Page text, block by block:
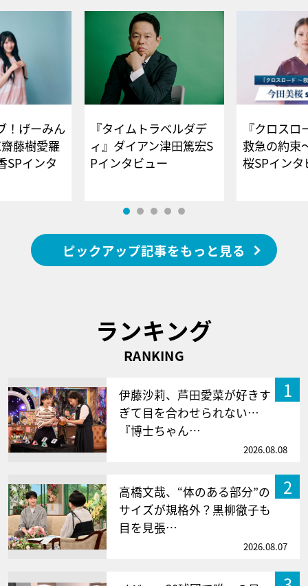
！げーみん
藤樹愛羅
SPインタ
『タイムトラベルダデ
ィ』ダイアン津田篤宏S
Pインタビュー
『クロス
救急の約束
桜SPイ
ピックアップ記事をもっと見る
ランキング
RANKING
1
伊藤沙莉、芦田愛菜が好きす
ぎて目を合わせられない…
『博士ちゃん…
2026.08.08
2
高橋文哉、“体のある部分”の
サイズが規格外？黒柳徹子も
目を見張…
2026.08.07